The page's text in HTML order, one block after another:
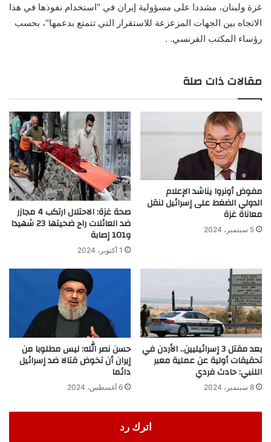
غزة ولبنان، مشددا على مسؤولية إيران في "استخدام نفوذها في هذا
الاتجاه بين الجهات المزعزعة للاستقرار التي تتمتع بدعمها"، بحسب
رؤساء المكتب الفرنسي. .
مقالات ذات صلة
مفوض أونروا يناشد الإعلام
الدولي الضغط على إسرائيل لنقل
معاناة غزة
5 سبتمبر، 2024
صحة غزة: الاحتلال ارتكب 4 مجازر
ضد العائلات راح ضحيتها 23 شهيدا
و101 إصابة
1 أكتوبر، 2024
بعد مقتل 3 إسرائيليين.. الأردن في
تحقيقات أولية عن عملية معبر
اللنبي: حادث فردي
8 سبتمبر، 2024
حسن نصر الله: ليس مطلوبا من
إيران أن تخوض قتالا ضد إسرائيل
دائما
6 أغسطس، 2024
اترك رد